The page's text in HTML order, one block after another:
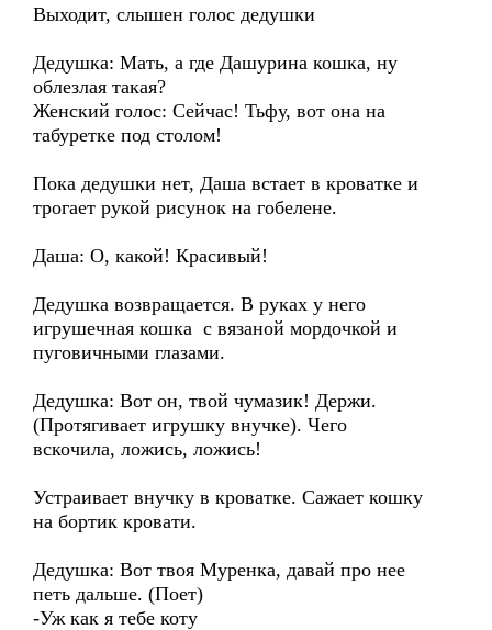
Выходит, слышен голос дедушки
Дедушка: Мать, а где Дашурина кошка, ну
облезлая такая?
Женский голос: Сейчас! Тьфу, вот она на
табуретке под столом!
Пока дедушки нет, Даша встает в кроватке и
трогает рукой рисунок на гобелене.
Даша: О, какой! Красивый!
Дедушка возвращается. В руках у него
игрушечная кошка с вязаной мордочкой и
пуговичными глазами.
Дедушка: Вот он, твой чумазик! Держи.
(Протягивает игрушку внучке). Чего
вскочила, ложись, ложись!
Устраивает внучку в кроватке. Сажает кошку
на бортик кровати.
Дедушка: Вот твоя Муренка, давай про нее
петь дальше. (Поет)
-Уж как я тебе коту